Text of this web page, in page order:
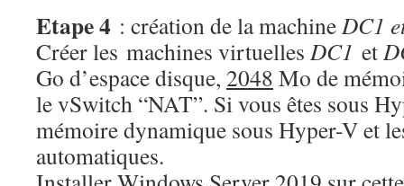
Etape 4 : création de la machineDC1
Créer les machines virtuelles DC1 et
Go d’espace disque, 2048 Mo de
le vSwitch “NAT”. Si vous êtes sous
mémoire dynamique sous Hyper-V et
automatiques.